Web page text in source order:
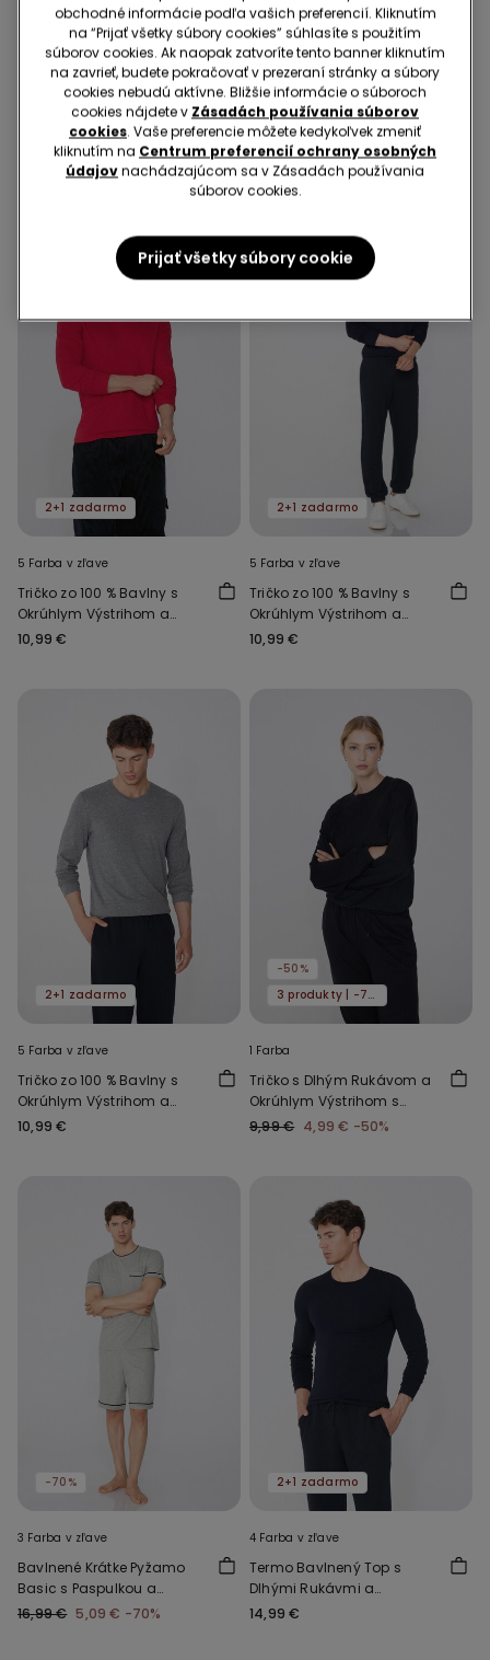
2+1 zadarmo
5 Farba v zľave
Tričko zo 100 % Bavlny s
Okrúhlym Výstrihom a
Dlhým Rukávom
10,99 €
2+1 zadarmo
5 Farba v zľave
Tričko zo 100 % Bavlny s
Okrúhlym Výstrihom a
Dlhým Rukávom
10,99 €
2+1 zadarmo
5 Farba v zľave
Tričko zo 100 % Bavlny s
Okrúhlym Výstrihom a
Dlhým Rukávom
10,99 €
2+1 zadarmo
5 Farba v zľave
Tričko zo 100 % Bavlny s
Okrúhlym Výstrihom a
Dlhým Rukávom
10,99 €
2+1 zadarmo
5 Farba v zľave
Tričko zo 100 % Bavlny s
Okrúhlym Výstrihom a
Dlhým Rukávom
10,99 €
-50%
3 produkty | -70%
1 Farba
Tričko s Dlhým Rukávom a
Okrúhlym Výstrihom s
Manžetami
9,99 € 4,99 € -50%
-70%
3 Farba v zľave
Bavlnené Krátke Pyžamo
Basic s Paspulkou a
Vreckom
16,99 € 5,09 € -70%
2+1 zadarmo
4 Farba v zľave
Termo Bavlnený Top s
Dlhými Rukávmi a
Okrúhlym Výstrihom
14,99 €
obchodné informácie podľa vašich preferencií. Kliknutím
na “Prijať všetky súbory cookies” súhlasíte s použitím
súborov cookies. Ak naopak zatvoríte tento banner kliknutím
na zavrieť, budete pokračovať v prezeraní stránky a súbory
cookies nebudú aktívne. Bližšie informácie o súboroch
cookies nájdete v Zásadách používania súborov
cookies. Vaše preferencie môžete kedykoľvek zmeniť
kliknutím na Centrum preferencií ochrany osobných
údajovnachádzajúcom sa v Zásadách používania
súborov cookies.
Prijať všetky súbory cookie